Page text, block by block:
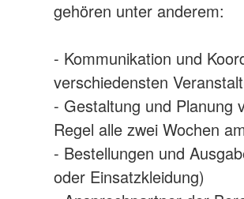
gehören unter anderem:
- Kommunikation und
verschiedensten
- Gestaltung und Planung
Regel alle zwei Wochen
- Bestellungen und
oder Einsatzkleidung)